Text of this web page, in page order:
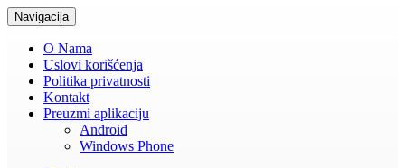
Navigacija
O Nama
Uslovi korišćenja
Politika privatnosti
Kontakt
Preuzmi aplikaciju
Android
Windows Phone